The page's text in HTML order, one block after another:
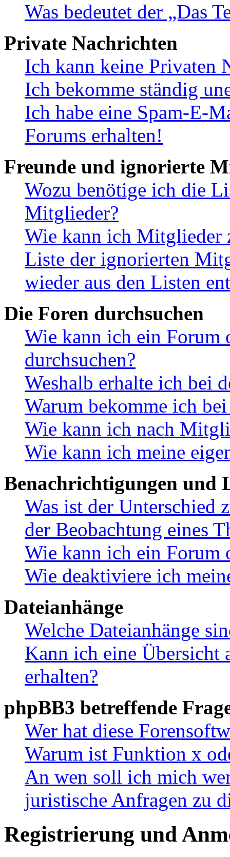
Was bedeutet der „Das
Private Nachrichten
Ich kann keine Privaten
Ich bekomme ständig
Ich habe eine Spam-E-
Forums erhalten!
Freunde und ignorierte
Wozu benötige ich die
Mitglieder?
Wie kann ich Mitglieder
Liste der ignorierten
wieder aus den Listen
Die Foren durchsuchen
Wie kann ich ein Forum
durchsuchen?
Weshalb erhalte ich bei
Warum bekomme ich
Wie kann ich nach
Wie kann ich meine
Benachrichtigungen und
Was ist der Unterschied
der Beobachtung eines
Wie kann ich ein Forum
Wie deaktiviere ich
Dateianhänge
Welche Dateianhänge
Kann ich eine Übersicht
erhalten?
phpBB3 betreffende
Wer hat diese
Warum ist Funktion x
An wen soll ich mich
juristische Anfragen zu
Registrierung und